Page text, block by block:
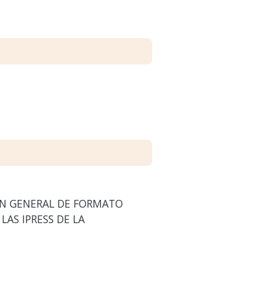
GENERAL DE FORMATO
IPRESS DE LA